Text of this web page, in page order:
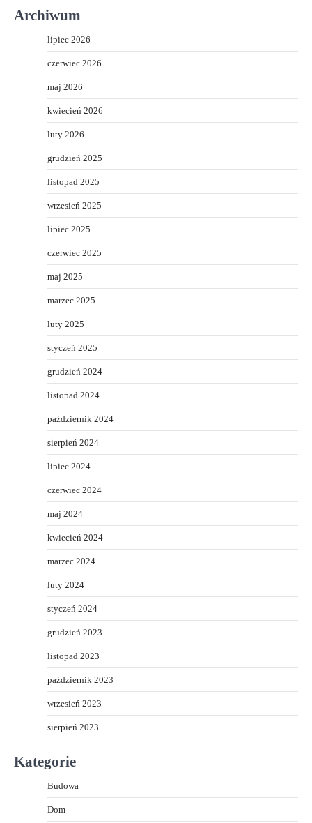
Archiwum
lipiec 2026
czerwiec 2026
maj 2026
kwiecień 2026
luty 2026
grudzień 2025
listopad 2025
wrzesień 2025
lipiec 2025
czerwiec 2025
maj 2025
marzec 2025
luty 2025
styczeń 2025
grudzień 2024
listopad 2024
październik 2024
sierpień 2024
lipiec 2024
czerwiec 2024
maj 2024
kwiecień 2024
marzec 2024
luty 2024
styczeń 2024
grudzień 2023
listopad 2023
październik 2023
wrzesień 2023
sierpień 2023
Kategorie
Budowa
Dom